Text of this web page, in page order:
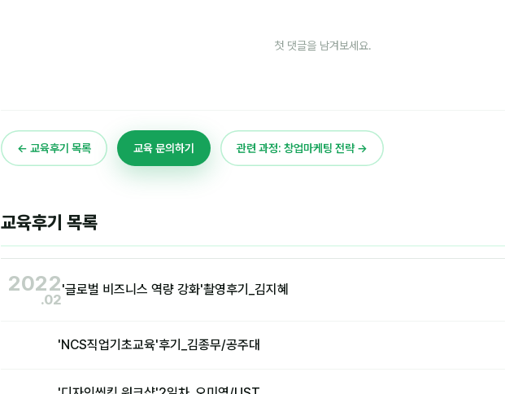
첫 댓글을 남겨보세요.
← 교육후기 목록 교육 문의하기 관련 과정: 창업마케팅 전략 →
교육후기 목록
2022
.02
'글로벌 비즈니스 역량 강화'촬영후기_김지혜
'NCS직업기초교육'후기_김종무/공주대